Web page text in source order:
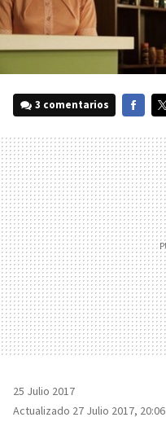
3 comentarios
25 Julio 2017
Actualizado 27 Julio 2017, 20:06